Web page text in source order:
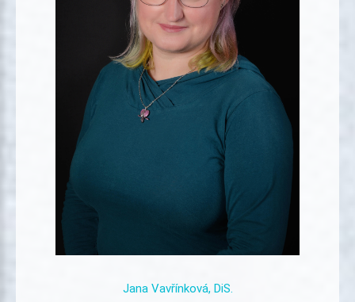
Jana Vavřínková, DiS.